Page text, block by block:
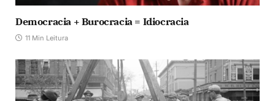
Democracia + Burocracia = Idiocracia
11 Min Leitura